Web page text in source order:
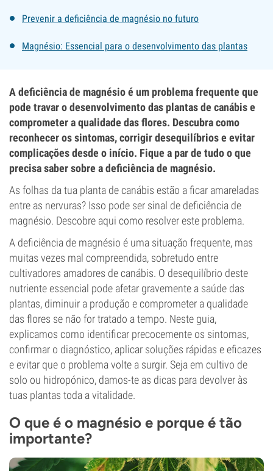
Prevenir a deficiência de magnésio no futuro
Magnésio: Essencial para o desenvolvimento das plantas
A deficiência de magnésio é um problema frequente que
pode travar o desenvolvimento das plantas de canábis e
comprometer a qualidade das flores. Descubra como
reconhecer os sintomas, corrigir desequilíbrios e evitar
complicações desde o início. Fique a par de tudo o que
precisa saber sobre a deficiência de magnésio.
As folhas da tua planta de canábis estão a ficar amareladas
entre as nervuras? Isso pode ser sinal de deficiência de
magnésio. Descobre aqui como resolver este problema.
A deficiência de magnésio é uma situação frequente, mas
muitas vezes mal compreendida, sobretudo entre
cultivadores amadores de canábis. O desequilíbrio deste
nutriente essencial pode afetar gravemente a saúde das
plantas, diminuir a produção e comprometer a qualidade
das flores se não for tratado a tempo. Neste guia,
explicamos como identificar precocemente os sintomas,
confirmar o diagnóstico, aplicar soluções rápidas e eficazes
e evitar que o problema volte a surgir. Seja em cultivo de
solo ou hidropónico, damos-te as dicas para devolver às
tuas plantas toda a vitalidade.
O que é o magnésio e porque é tão
importante?